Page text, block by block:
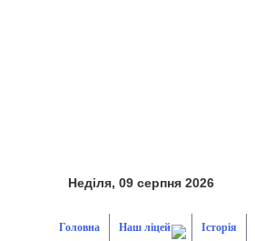
Неділя, 09 серпня 2026
Головна Наш ліцей Історія